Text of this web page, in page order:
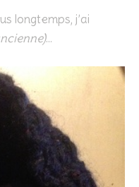
longtemps, j’ai
…